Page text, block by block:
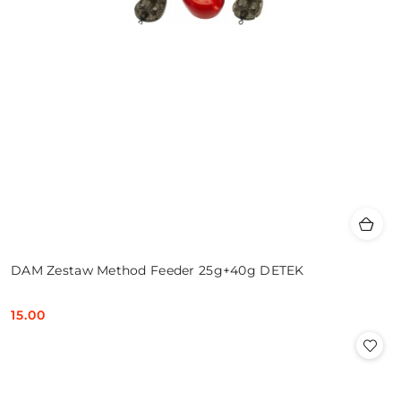
DAM Zestaw Method Feeder 25g+40g DETEK
Cena:
15.00